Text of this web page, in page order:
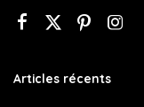
Articles récents